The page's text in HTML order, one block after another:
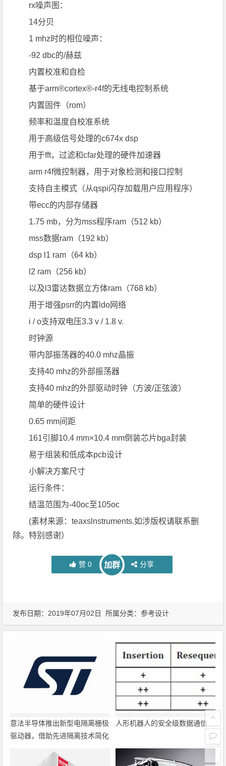
rx噪声图：
14分贝
1 mhz时的相位噪声：
-92 dbc的/赫兹
内置校准和自检
基于arm®cortex®-r4f的无线电控制系统
内置固件（rom）
频率和温度自校准系统
用于高级信号处理的c674x dsp
用于fft，过滤和cfar处理的硬件加速器
arm r4f微控制器，用于对象检测和接口控制
支持自主模式（从qspi闪存加载用户应用程序）
带ecc的内部存储器
1.75 mb，分为mss程序ram（512 kb）
mss数据ram（192 kb）
dsp l1 ram（64 kb）
l2 ram（256 kb）
以及l3雷达数据立方体ram（768 kb）
用于增强psrr的内置ldo网络
i / o支持双电压3.3 v / 1.8 v.
时钟源
带内部振荡器的40.0 mhz晶振
支持40 mhz的外部振荡器
支持40 mhz的外部驱动时钟（方波/正弦波）
简单的硬件设计
0.65 mm间距
161引脚10.4 mm×10.4 mm倒装芯片bga封装
易于组装和低成本pcb设计
小解决方案尺寸
运行条件：
结温范围为-40oc至105oc
(素材来源：teaxslnstruments.如涉版权请联系删
除。特别感谢）
赞 0 加群 分享
发布日期：2019年07月02日 所属分类：参考设计
意法半导体推出新型电隔离栅极
驱动器，借助先进隔离技术简化
人形机器人的安全级数据通信